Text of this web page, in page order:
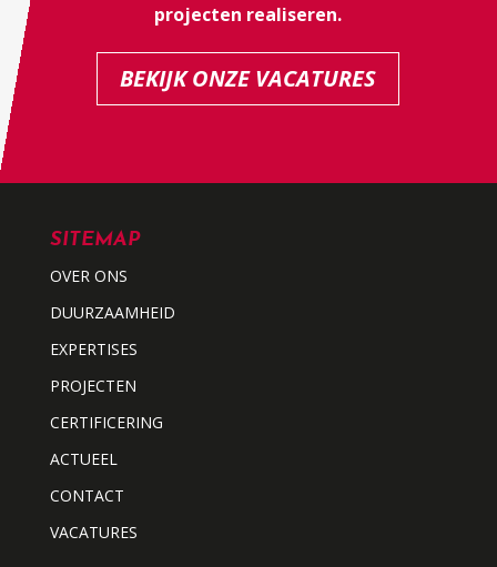
projecten realiseren.
BEKIJK ONZE VACATURES
SITEMAP
OVER ONS
DUURZAAMHEID
EXPERTISES
PROJECTEN
CERTIFICERING
ACTUEEL
CONTACT
VACATURES